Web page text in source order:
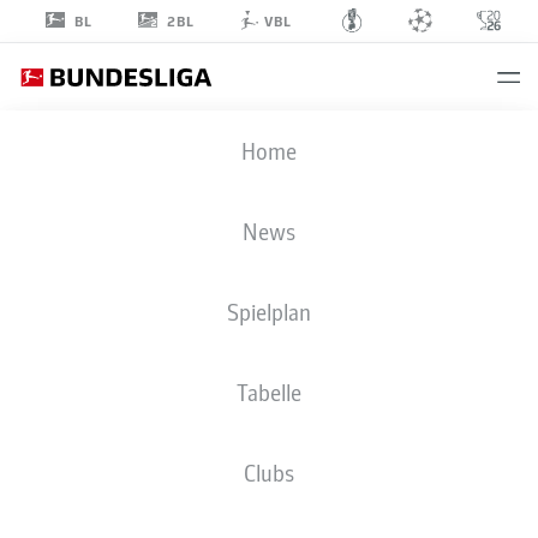
BL 2BL VBL
Home
News
Spielplan
Tabelle
Clubs